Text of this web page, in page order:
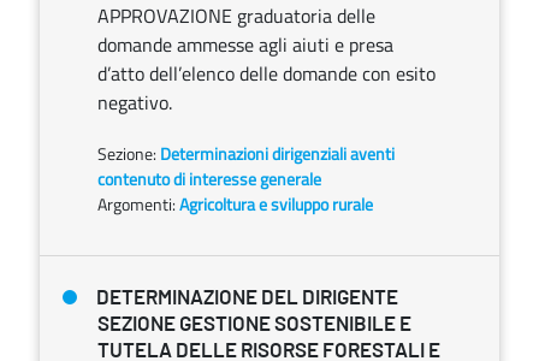
APPROVAZIONE graduatoria delle
domande ammesse agli aiuti e presa
d’atto dell’elenco delle domande con esito
negativo.
Sezione: Determinazioni dirigenziali aventi
contenuto di interesse generale
Argomenti:Agricoltura e sviluppo rurale
DETERMINAZIONE DEL DIRIGENTE
SEZIONE GESTIONE SOSTENIBILE E
TUTELA DELLE RISORSE FORESTALI E